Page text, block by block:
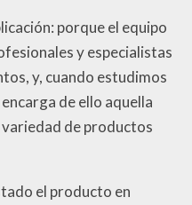
porque el equipo
y especialistas
y, cuando estudimos
de ello aquella
variedad de productos
el producto en